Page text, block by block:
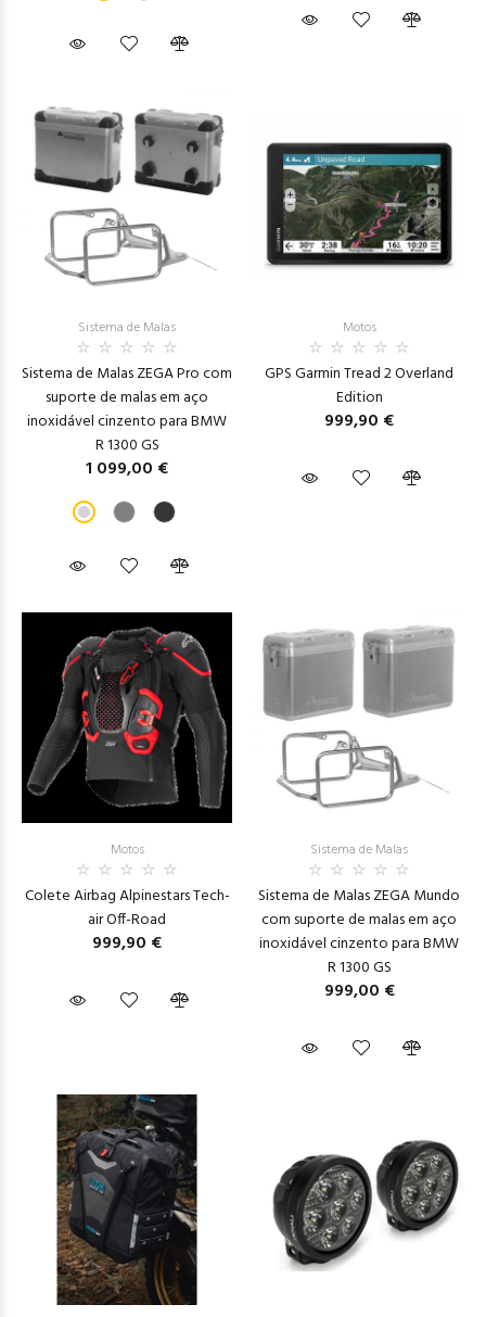
Sistema de Malas
Sistema de Malas ZEGA Pro com
suporte de malas em aço
inoxidável cinzento para BMW
R 1300 GS
1 099,00 €
Motos
GPS Garmin Tread 2 Overland
Edition
999,90 €
Motos
Colete Airbag Alpinestars Tech-
air Off-Road
999,90 €
Sistema de Malas
Sistema de Malas ZEGA Mundo
com suporte de malas em aço
inoxidável cinzento para BMW
R 1300 GS
999,00 €